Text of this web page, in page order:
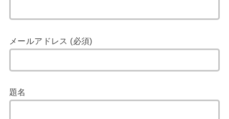
メールアドレス (必須)
題名